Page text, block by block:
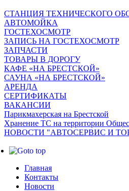
СТАНЦИЯ ТЕХНИЧЕСКОГО
АВТОМОЙКА
ГОСТЕХОСМОТР
ЗАПИСЬ НА ГОСТЕХОСМОТР
ЗАПЧАСТИ
ТОВАРЫ В ДОРОГУ
КАФЕ «НА БРЕСТСКОЙ»
САУНА «НА БРЕСТСКОЙ»
АРЕНДА
СЕРТИФИКАТЫ
ВАКАНСИИ
Парикмахерская на Брестской
Хранение ТС на территории
НОВОСТИ "АВТОСЕРВИС И
Главная
Контакты
Новости